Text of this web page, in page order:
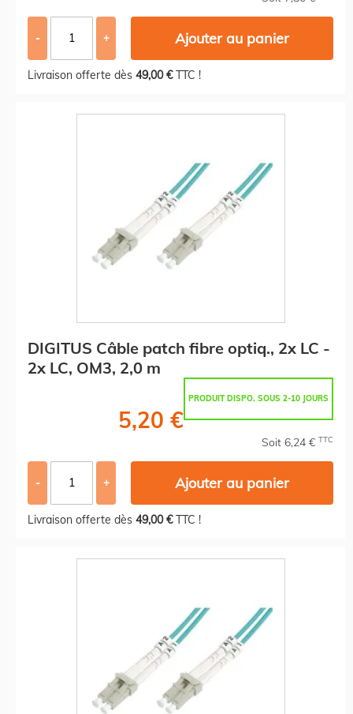
- + Ajouter au panier
Livraison offerte dès 49,00 €TTC !
DIGITUS Câble patch fibre optiq., 2x LC -
2x LC, OM3, 2,0 m
PRODUIT DISPO. SOUS 2-10 JOURS
5,20 €
Soit 6,24 € TTC
- + Ajouter au panier
Livraison offerte dès 49,00 €TTC !